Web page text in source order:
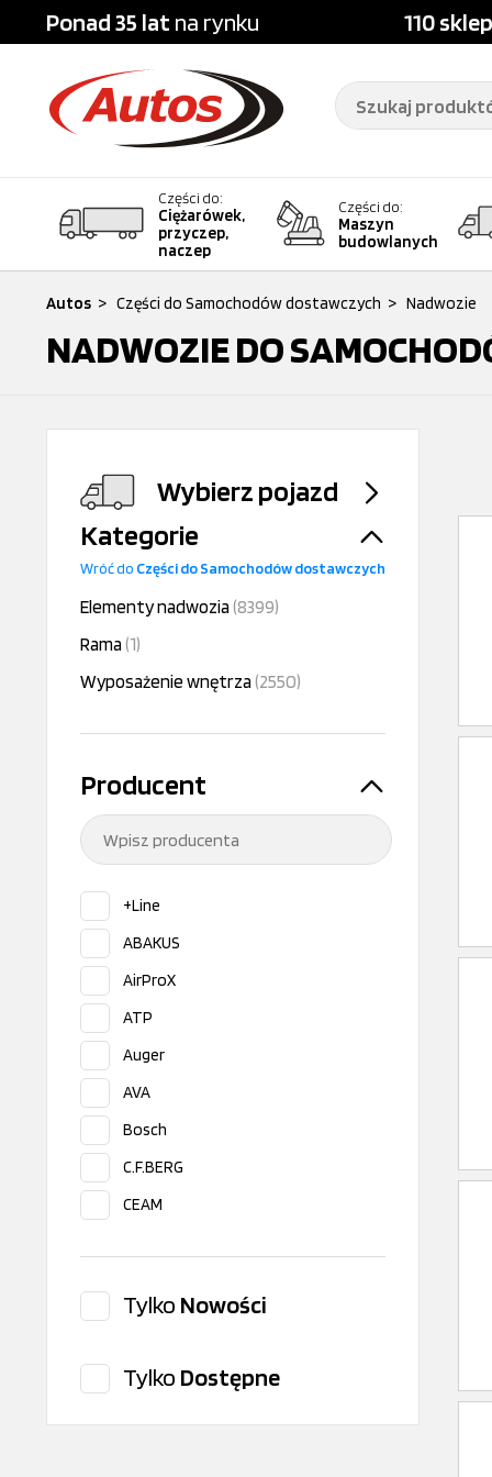
Ponad 35 lat na rynku 110
Części do:
Ciężarówek,
przyczep,
naczep
Części do:
Maszyn
budowlanych
Autos > Części do Samochodów dostawczych > Nadwozie
NADWOZIE DO
Wybierz pojazd
Kategorie
Wróć do Części do Samochodów dostawczych
Elementy nadwozia(8399)
Rama(1)
Wyposażenie wnętrza(2550)
Producent
+Line
ABAKUS
AirProX
ATP
Auger
AVA
Bosch
C.F.BERG
CEAM
Covind
Delphi
DT Spare Parts
Tylko Nowości
Tylko Dostępne